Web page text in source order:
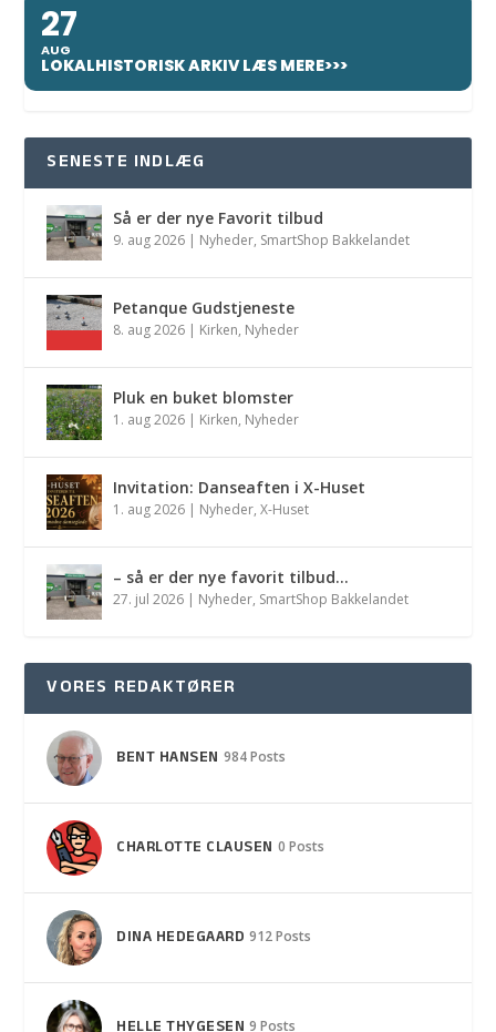
27
AUG
LOKALHISTORISK ARKIV LÆS MERE>>>
SENESTE INDLÆG
Så er der nye Favorit tilbud
9. aug 2026 | Nyheder, SmartShop Bakkelandet
Petanque Gudstjeneste
8. aug 2026 | Kirken, Nyheder
Pluk en buket blomster
1. aug 2026 | Kirken, Nyheder
Invitation: Danseaften i X-Huset
1. aug 2026 | Nyheder,X-Huset
– så er der nye favorit tilbud…
27. jul 2026 | Nyheder, SmartShop Bakkelandet
VORES REDAKTØRER
BENT HANSEN 984 Posts
CHARLOTTE CLAUSEN 0 Posts
DINA HEDEGAARD 912 Posts
9 Posts